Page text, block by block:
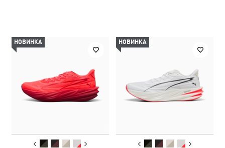
НОВИНКА НОВИНКА